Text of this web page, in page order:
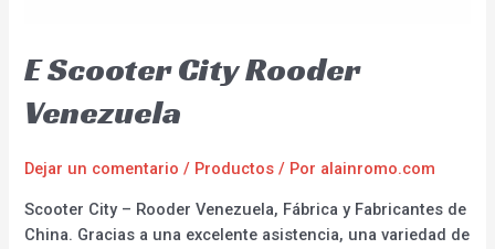
E Scooter City Rooder
Venezuela
Dejar un comentario / Productos / Por alainromo.com
Scooter City – Rooder Venezuela, Fábrica y Fabricantes de
China. Gracias a una excelente asistencia, una variedad de